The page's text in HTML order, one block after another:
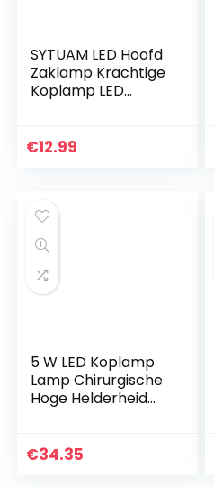
SYTUAM LED Hoofd
Zaklamp Krachtige
Koplamp LED
Volwassenen
€12.99
5 W LED Koplamp
Lamp Chirurgische
Hoge Helderheid
Voor
€34.35